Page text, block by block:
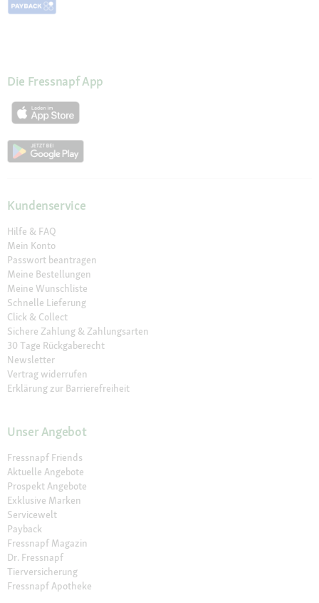
Die Fressnapf App
Kundenservice
Hilfe & FAQ
Mein Konto
Passwort beantragen
Meine Bestellungen
Meine Wunschliste
Schnelle Lieferung
Click & Collect
Sichere Zahlung & Zahlungsarten
30 Tage Rückgaberecht
Newsletter
Vertrag widerrufen
Erklärung zur Barrierefreiheit
Unser Angebot
Fressnapf Friends
Aktuelle Angebote
Prospekt Angebote
Exklusive Marken
Servicewelt
Payback
Fressnapf Magazin
Dr. Fressnapf
Tierversicherung
Fressnapf Apotheke